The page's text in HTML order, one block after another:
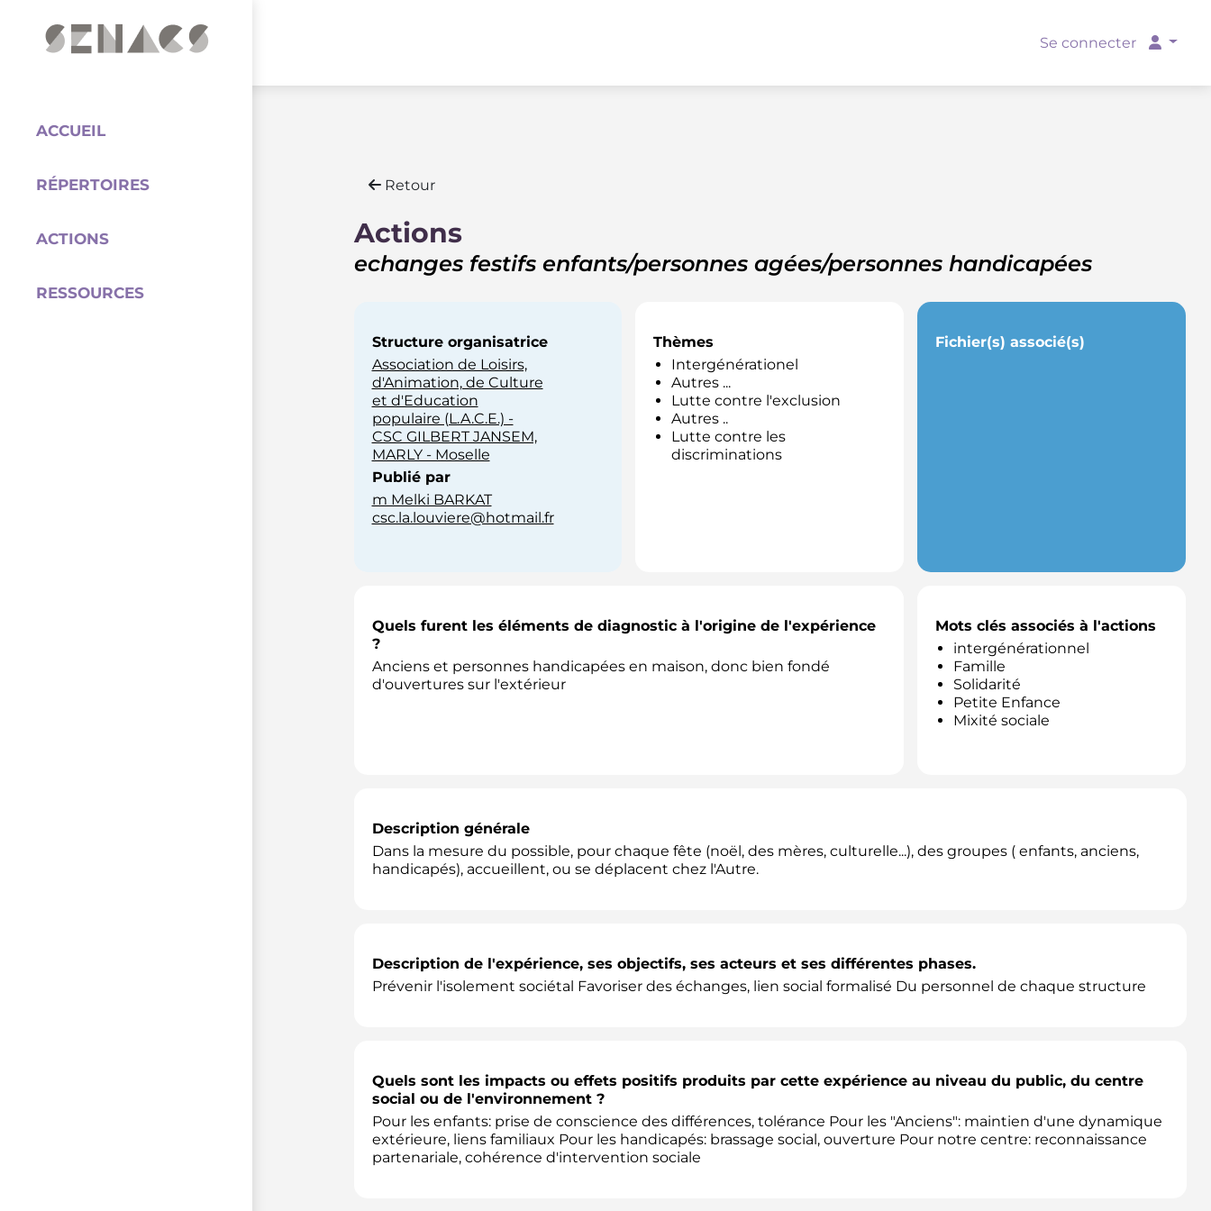
Se connecter
ACCUEIL
RÉPERTOIRES
ACTIONS
RESSOURCES
Coordination
Retour
Actions
echanges festifs enfants/personnes agées/personnes handicapées
Structure organisatrice
Association de Loisirs,
d'Animation, de Culture
et d'Education
populaire (L.A.C.E.) -
CSC GILBERT JANSEM,
MARLY - Moselle
Publié par
m Melki BARKAT
csc.la.louviere@hotmail.fr
Thèmes
Intergénérationel
Autres ...
Lutte contre l'exclusion
Autres ..
Lutte contre les
discriminations
Fichier(s) associé(s)
Quels furent les éléments de diagnostic à l'origine de l'expérience
?
Anciens et personnes handicapées en maison, donc bien fondé
d'ouvertures sur l'extérieur
Mots clés associés à l'actions
intergénérationnel
Famille
Solidarité
Petite Enfance
Mixité sociale
Description générale
Dans la mesure du possible, pour chaque fête (noël, des mères, culturelle...), des groupes ( enfants, anciens,
handicapés), accueillent, ou se déplacent chez l'Autre.
Description de l'expérience, ses objectifs, ses acteurs et ses différentes phases.
Prévenir l'isolement sociétal Favoriser des échanges, lien social formalisé Du personnel de chaque structure
Quels sont les impacts ou effets positifs produits par cette expérience au niveau du public, du centre
social ou de l'environnement ?
Pour les enfants: prise de conscience des différences, tolérance Pour les "Anciens": maintien d'une dynamique
extérieure, liens familiaux Pour les handicapés: brassage social, ouverture Pour notre centre: reconnaissance
partenariale, cohérence d'intervention sociale